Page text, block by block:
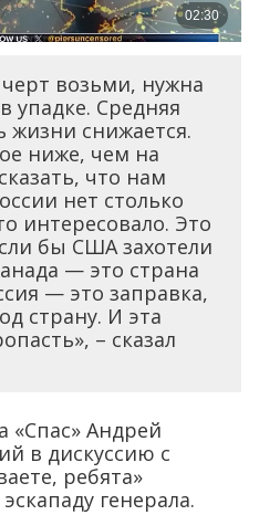
возьми, нужна
упадке. Средняя
жизни снижается.
ниже, чем на
что нам
нет столько
интересовало. Это
бы США захотели
— это страна
— это заправка,
страну. И эта
– сказал
«Спас» Андрей
в дискуссию с
ребята»
генерала.